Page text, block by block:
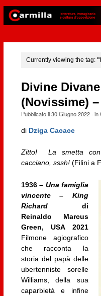
Currently viewing the tag:
Divine
(Novissime) –
Pubblicato il30 Giugno 2022· in
di Dziga Cacace
Zitto! La smetta con
cacciano, sssh!(Filini a
1936 – Una famiglia
vincente – King
Richarddi
Reinaldo Marcus
Green, USA 2021
Filmone agiografico
che racconta la
storia del papà delle
ubertenniste sorelle
Williams, della sua
caparbietà e infine